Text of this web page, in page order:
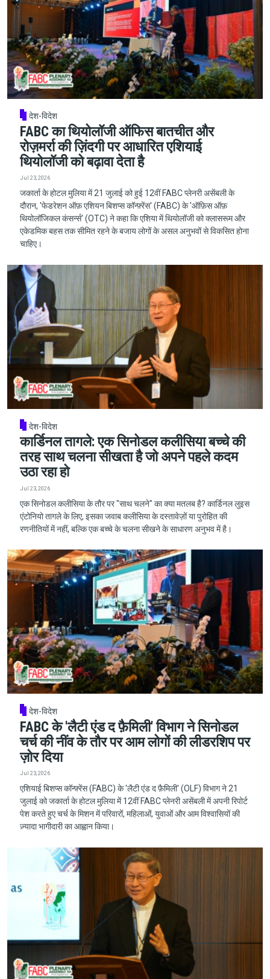
देश-विदेश
FABC का थियोलॉजी ऑफिस बातचीत और
रोज़मर्रा की ज़िंदगी पर आधारित एशियाई
थियोलॉजी को बढ़ावा देता है
Jul 23, 2026
जकार्ता के होटल मुलिया में 21 जुलाई को हुई 12वीं FABC प्लेनरी असेंबली के
दौरान, 'फेडरेशन ऑफ़ एशियन बिशप्स कॉन्फ़्रेंस' (FABC) के 'ऑफ़िस ऑफ़
थियोलॉजिकल कंसर्न्स' (OTC) ने कहा कि एशिया में थियोलॉजी को क्लासरूम और
एकेडमिक बहस तक सीमित रहने के बजाय लोगों के असल अनुभवों से विकसित होना
चाहिए।
देश-विदेश
कार्डिनल तागले: एक सिनोडल कलीसिया बच्चे की
तरह साथ चलना सीखता है जो अपने पहले कदम
उठा रहा हो
Jul 23, 2026
एक सिनोडल कलीसिया के तौर पर "साथ चलने" का क्या मतलब है? कार्डिनल लुइस
एंटोनियो तागले के लिए, इसका जवाब कलीसिया के दस्तावेज़ों या पुरोहित की
रणनीतियों में नहीं, बल्कि एक बच्चे के चलना सीखने के साधारण अनुभव में है।
देश-विदेश
FABC के 'लैटी एंड द फ़ैमिली' विभाग ने सिनोडल
चर्च की नींव के तौर पर आम लोगों की लीडरशिप पर
ज़ोर दिया
Jul 23, 2026
एशियाई बिशप्स कॉन्फ़्रेंस (FABC) के 'लैटी एंड द फ़ैमिली' (OLF) विभाग ने 21
जुलाई को जकार्ता के होटल मुलिया में 12वीं FABC प्लेनरी असेंबली में अपनी रिपोर्ट
पेश करते हुए चर्च के मिशन में परिवारों, महिलाओं, युवाओं और आम विश्वासियों की
ज़्यादा भागीदारी का आह्वान किया।